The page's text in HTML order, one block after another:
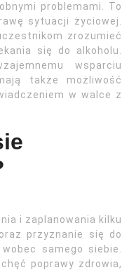
problemami. To
sytuacji życiowej.
zrozumieć
się do alkoholu.
wsparciu
także możliwość
w walce z
i zaplanowania kilku
przyznanie się do
samego siebie.
poprawy zdrowia,